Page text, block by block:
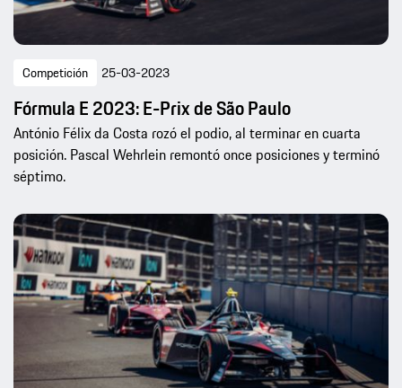
Competición 25-03-2023
Fórmula E 2023: E-Prix de São Paulo
António Félix da Costa rozó el podio, al terminar en cuarta
posición. Pascal Wehrlein remontó once posiciones y terminó
séptimo.